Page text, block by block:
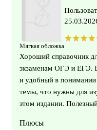
Мягкая обложка
Хороший справочник
экзаменам ОГЭ и ЕГЭ.
и удобный в
темы, что нужны для
этом издании.
Плюсы